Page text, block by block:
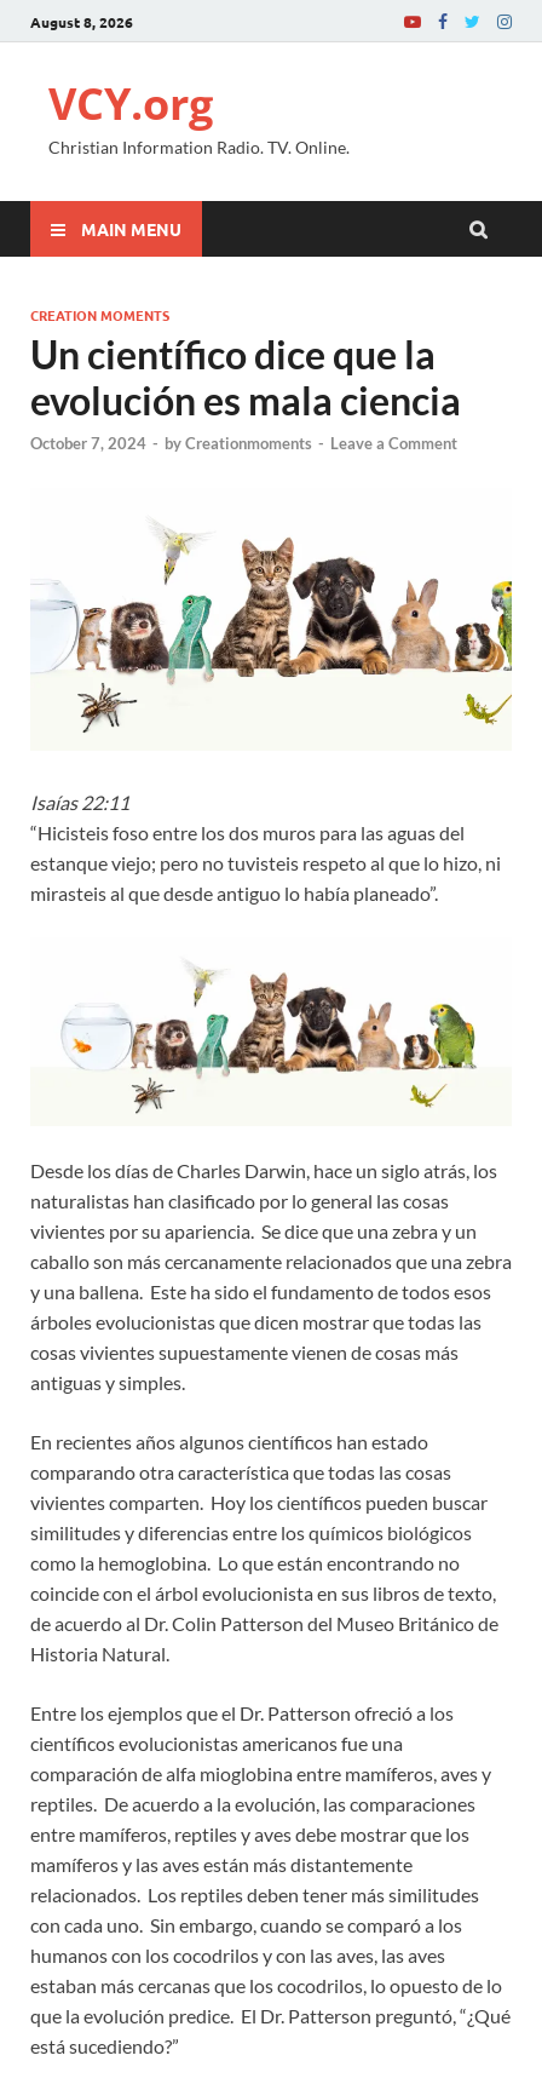
August 8, 2026
VCY.org
Christian Information Radio. TV. Online.
MAIN MENU
CREATION MOMENTS
Un científico dice que la
evolución es mala ciencia
October 7, 2024 - byCreationmoments - Leave a Comment
Isaías 22:11
“Hicisteis foso entre los dos muros para las aguas del
estanque viejo; pero no tuvisteis respeto al que lo hizo, ni
mirasteis al que desde antiguo lo había planeado”.
Desde los días de Charles Darwin, hace un siglo atrás, los
naturalistas han clasificado por lo general las cosas
vivientes por su apariencia. Se dice que una zebra y un
caballo son más cercanamente relacionados que una zebra
y una ballena. Este ha sido el fundamento de todos esos
árboles evolucionistas que dicen mostrar que todas las
cosas vivientes supuestamente vienen de cosas más
antiguas y simples.
En recientes años algunos científicos han estado
comparando otra característica que todas las cosas
vivientes comparten. Hoy los científicos pueden buscar
similitudes y diferencias entre los químicos biológicos
como la hemoglobina. Lo que están encontrando no
coincide con el árbol evolucionista en sus libros de texto,
de acuerdo al Dr. Colin Patterson del Museo Británico de
Historia Natural.
Entre los ejemplos que el Dr. Patterson ofreció a los
científicos evolucionistas americanos fue una
comparación de alfa mioglobina entre mamíferos, aves y
reptiles. De acuerdo a la evolución, las comparaciones
entre mamíferos, reptiles y aves debe mostrar que los
mamíferos y las aves están más distantemente
relacionados. Los reptiles deben tener más similitudes
con cada uno. Sin embargo, cuando se comparó a los
humanos con los cocodrilos y con las aves, las aves
estaban más cercanas que los cocodrilos, lo opuesto de lo
que la evolución predice. El Dr. Patterson preguntó, “¿Qué
está sucediendo?”